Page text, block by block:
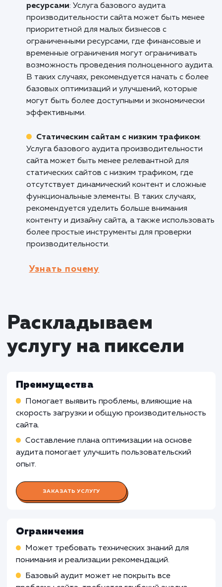
например, большие изображения или
скрипты. Аудит помогает оптимизировать
улучшая пользовательский опыт, снижая
и увеличивая конверсии.
Корпоративным сайтам и
Услуга базового аудита
сайта полезна для корпоративных сайтов и
предприятий, которые представляют свою
проблемы, которые могут влиять на
работоспособность сайта, такие как
неправильная конфигурация сервера или
перегруженные ресурсы. Аудит позволяет
оптимизировать сайт, обеспечивая
работу и улучшение общей
производительности.
Кому не подходит данный
Малому бизнесу с ограниченными
ограниченными ресурсами, где финансовые
возможность проведения полноценного
могут быть более доступными и
эффективными.
Услуга базового аудита
сайта может быть менее релевантной для
отсутствует динамический контент и
функциональные элементы. В таких случаях,
более простые инструменты для проверки
производительности.
Узнать почему